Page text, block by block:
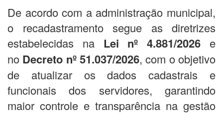
De acordo com a administração municipal,
o recadastramento segue as diretrizes
estabelecidas na Lei nº 4.881/2026
e
no Decreto nº 51.037/2026, com o objetivo
de atualizar os dados cadastrais e
funcionais dos servidores, garantindo
maior controle e transparência na gestão